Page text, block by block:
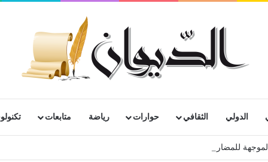
الدولي الثقافي حوارات رياضة متابعات